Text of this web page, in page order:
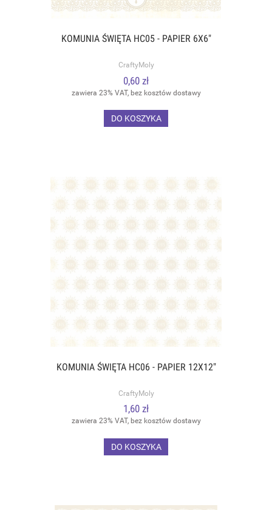
KOMUNIA ŚWIĘTA HC05 - PAPIER 6X6"
CraftyMoly
0,60 zł
zawiera 23% VAT, bez kosztów dostawy
DO KOSZYKA
KOMUNIA ŚWIĘTA HC06 - PAPIER 12X12"
CraftyMoly
1,60 zł
zawiera 23% VAT, bez kosztów dostawy
DO KOSZYKA